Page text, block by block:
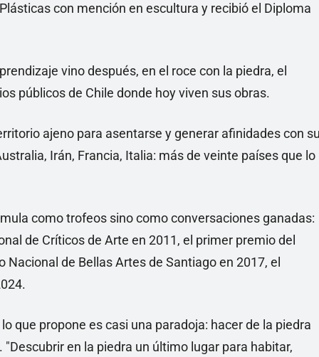
con mención en escultura y recibió el Diploma
vino después, en el roce con la piedra, el
públicos de Chile donde hoy viven sus obras.
ajeno para asentarse y generar afinidades con
Irán, Francia, Italia: más de veinte países que lo
como trofeos sino como conversaciones ganadas:
de Críticos de Arte en 2011, el primer premio del
de Bellas Artes de Santiago en 2017, el
que propone es casi una paradoja: hacer de la piedra
en la piedra un último lugar para habitar,